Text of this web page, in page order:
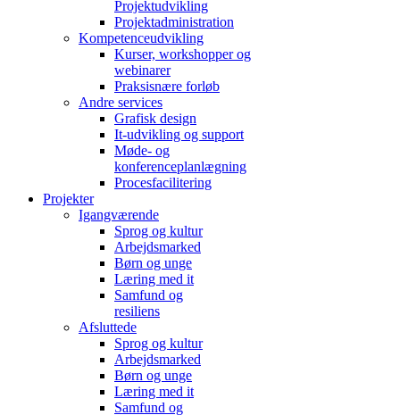
Projektudvikling
Projektadministration
Kompetenceudvikling
Kurser, workshopper og
webinarer
Praksisnære forløb
Andre services
Grafisk design
It-udvikling og support
Møde- og
konferenceplanlægning
Procesfacilitering
Projekter
Igangværende
Sprog og kultur
Arbejdsmarked
Børn og unge
Læring med it
Samfund og
resiliens
Afsluttede
Sprog og kultur
Arbejdsmarked
Børn og unge
Læring med it
Samfund og